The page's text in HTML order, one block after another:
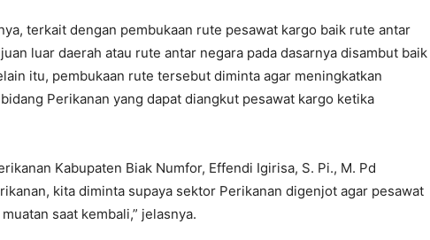
terkait dengan pembukaan rute pesawat kargo baik rute antar
luar daerah atau rute antar negara pada dasarnya disambut baik
itu, pembukaan rute tersebut diminta agar meningkatkan
Perikanan yang dapat diangkut pesawat kargo ketika
Kabupaten Biak Numfor, Effendi Igirisa, S. Pi., M. Pd
kita diminta supaya sektor Perikanan digenjot agar pesawat
saat kembali,” jelasnya.